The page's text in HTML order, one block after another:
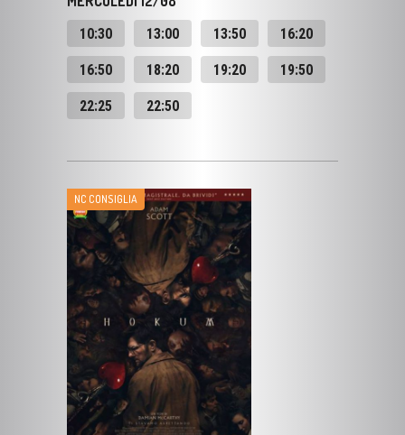
16:50 18:20 19:20 19:50
22:25 22:50